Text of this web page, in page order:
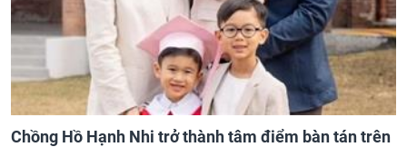
Chồng Hồ Hạnh Nhi trở thành tâm điểm bàn tán trên